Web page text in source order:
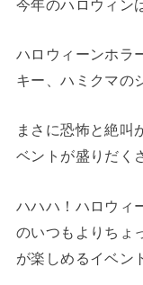
今年のハロウィン
ハロウィーンホラ
キー、ハミクマの
まさに恐怖と絶叫
ベントが盛りだく
ハハハ！ハロウィ
のいつもよりちょ
が楽しめるイベン